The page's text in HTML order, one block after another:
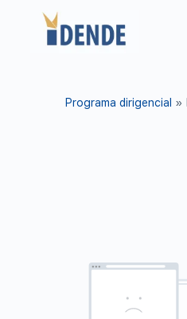
Programa dirigencial »